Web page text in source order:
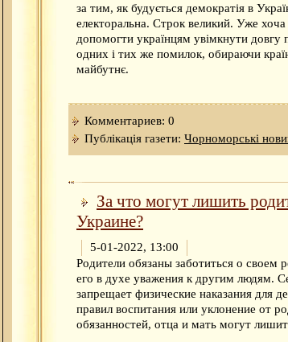
за тим, як будується демократія в
електоральна. Строк великий. Уже
допомогти українцям увімкнути довгу
одних і тих же помилок, обираючи
майбутнє.
Комментариев: 0
Публікація газети: Чорноморські
За что могут лишить
Украине?
5-01-2022, 13:00
Родители обязаны заботиться о своем
его в духе уважения к другим людям.
запрещает физические наказания для
правил воспитания или уклонение от
обязанностей, отца и мать могут